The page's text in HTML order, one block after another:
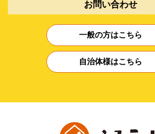
お問い合わせ
一般の方はこちら
自治体様はこちら